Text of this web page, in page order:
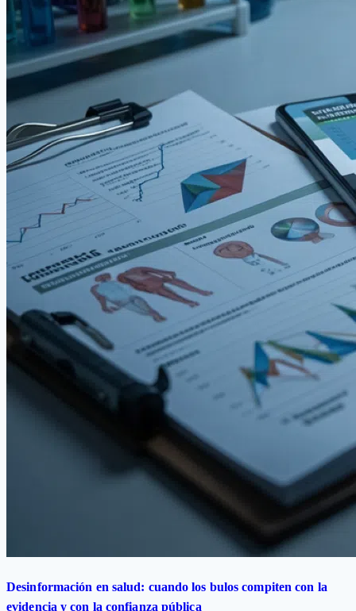
Desinformación en salud: cuando los bulos compiten con la
evidencia y con la confianza pública